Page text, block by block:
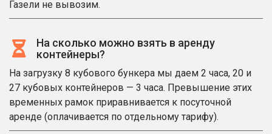
Газели не вывозим.
На сколько можно взять в аренду
контейнеры?
На загрузку 8 кубового бункера мы даем 2 часа, 20 и
27 кубовых контейнеров — 3 часа. Превышение этих
временных рамок приравнивается к посуточной
аренде (оплачивается по отдельному тарифу).